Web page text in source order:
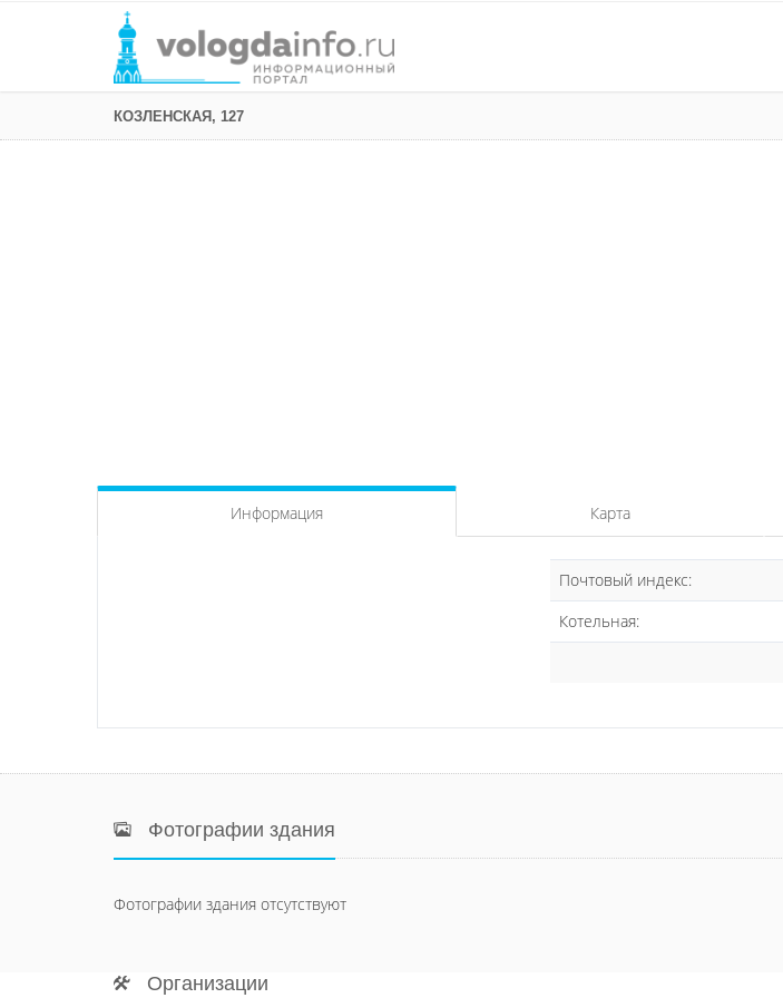
КОЗЛЕНСКАЯ, 127
Информация Карта
Почтовый индекс:
Котельная:
Фотографии здания
Фотографии здания отсутствуют
Организации